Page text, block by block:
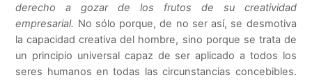
derecho a gozar de los frutos de su creatividad
empresarial. No sólo porque, de no ser así, se desmotiva
la capacidad creativa del hombre, sino porque se trata de
un principio universal capaz de ser aplicado a todos los
seres humanos en todas las circunstancias concebibles.